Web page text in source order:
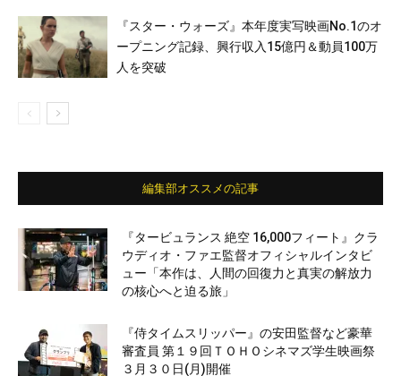
『スター・ウォーズ』本年度実写映画No.1のオ
ープニング記録、興行収入15億円＆動員100万
人を突破
編集部オススメの記事
『タービュランス 絶空 16,000フィート』クラ
ウディオ・ファエ監督オフィシャルインタビ
ュー「本作は、人間の回復力と真実の解放力
の核心へと迫る旅」
『侍タイムスリッパー』の安田監督など豪華
審査員 第１９回ＴＯＨＯシネマズ学生映画祭
３月３０日(月)開催